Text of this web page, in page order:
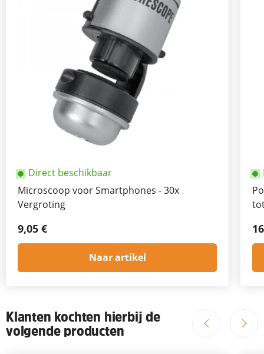
Direct beschikbaar
Microscoop voor Smartphones - 30x
Vergroting
9,05 €
Naar artikel
Klanten kochten hierbij de
volgende producten